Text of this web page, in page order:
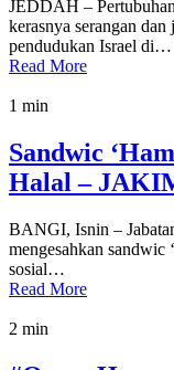
JEDDAH –
kerasnya serangan
pendudukan Israel di…
Read More
1 min
Sandwic
Halal –
BANGI, Isnin –
mengesahkan sandwic
sosial…
Read More
2 min